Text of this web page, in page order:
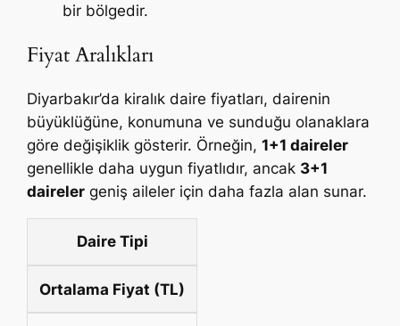
bir bölgedir.
Fiyat Aralıkları
Diyarbakır’da kiralık daire fiyatları, dairenin
büyüklüğüne, konumuna ve sunduğu olanaklara
göre değişiklik gösterir. Örneğin,1+1 daireler
genellikle daha uygun fiyatlıdır, ancak 3+1
daireler geniş aileler için daha fazla alan sunar.
Daire Tipi
Ortalama Fiyat (TL)